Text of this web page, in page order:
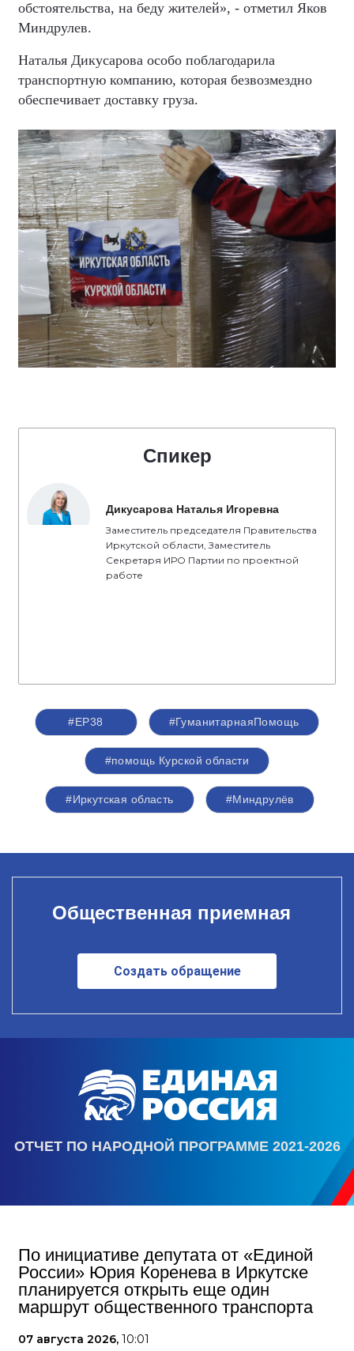
обстоятельства, на беду жителей», - отметил Яков
Миндрулев.
Наталья Дикусарова особо поблагодарила
транспортную компанию, которая безвозмездно
обеспечивает доставку груза.
Спикер
Дикусарова Наталья Игоревна
Заместитель председателя Правительства
Иркутской области, Заместитель
Секретаря ИРО Партии по проектной
работе
#ЕР38 #ГуманитарнаяПомощь
#помощь Курской области
#Иркутская область #Миндрулёв
Общественная приемная
Создать обращение
ОТЧЕТ ПО НАРОДНОЙ ПРОГРАММЕ 2021-2026
По инициативе депутата от «Единой
России» Юрия Коренева в Иркутске
планируется открыть еще один
маршрут общественного транспорта
07 августа 2026, 10:01